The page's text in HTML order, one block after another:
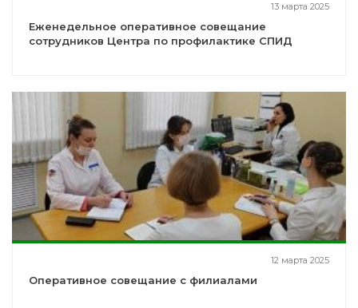
13 марта 2025
Еженедельное оперативное совещание
сотрудников Центра по профилактике СПИД
12 марта 2025
Оперативное совещание с филиалами